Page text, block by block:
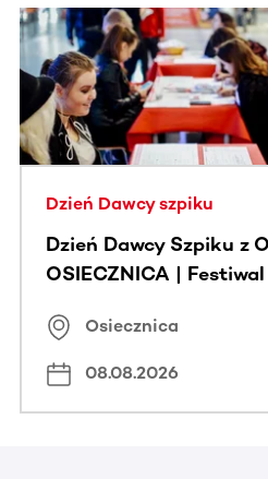
Ta sekcja zawiera treści
Dzień Dawcy szpiku
Dzień Dawcy Szpiku z
OSIECZNICA |
Osiecznica
08.08.2026